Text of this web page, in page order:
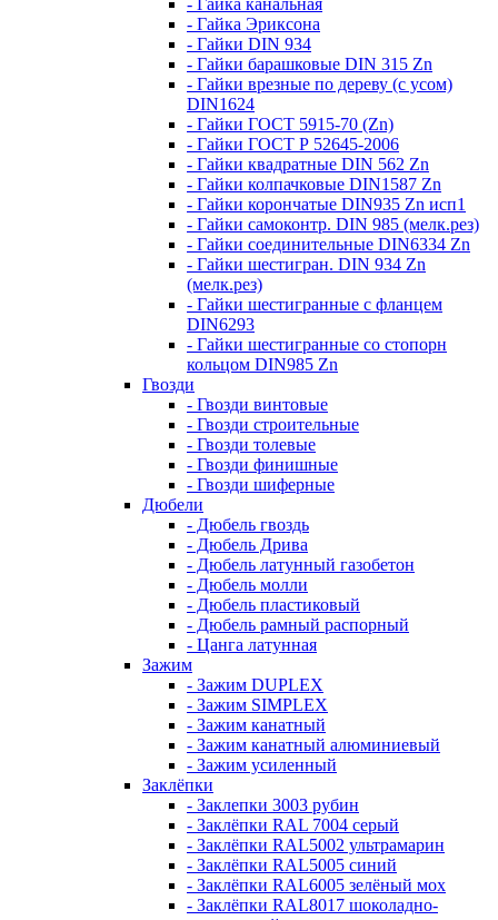
- Гайка канальная
- Гайка Эриксона
- Гайки DIN 934
- Гайки барашковые DIN 315 Zn
- Гайки врезные по дереву (с усом)
DIN1624
- Гайки ГОСТ 5915-70 (Zn)
- Гайки ГОСТ Р 52645-2006
- Гайки квадратные DIN 562 Zn
- Гайки колпачковые DIN1587 Zn
- Гайки корончатые DIN935 Zn исп1
- Гайки самоконтр. DIN 985 (мелк.рез)
- Гайки соединительные DIN6334 Zn
- Гайки шестигран. DIN 934 Zn
(мелк.рез)
- Гайки шестигранные с фланцем
DIN6293
- Гайки шестигранные со стопорн
кольцом DIN985 Zn
Гвозди
- Гвозди винтовые
- Гвозди строительные
- Гвозди толевые
- Гвозди финишные
- Гвозди шиферные
Дюбели
- Дюбель гвоздь
- Дюбель Дрива
- Дюбель латунный газобетон
- Дюбель молли
- Дюбель пластиковый
- Дюбель рамный распорный
- Цанга латунная
Зажим
- Зажим DUPLEX
- Зажим SIMPLEX
- Зажим канатный
- Зажим канатный алюминиевый
- Зажим усиленный
Заклёпки
- Заклепки 3003 рубин
- Заклёпки RAL 7004 серый
- Заклёпки RAL5002 ультрамарин
- Заклёпки RAL5005 синий
- Заклёпки RAL6005 зелёный мох
- Заклёпки RAL8017 шоколадно-